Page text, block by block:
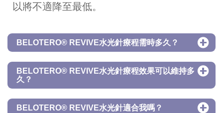
以將不適降至最低。
BELOTERO® REVIVE水光針療程需時多久？
BELOTERO® REVIVE水光針療程效果可以維持多
久？
BELOTERO® REVIVE水光針適合我嗎？